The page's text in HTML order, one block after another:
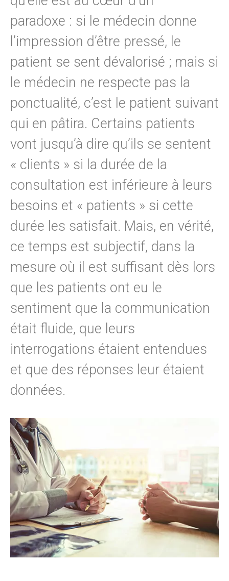
paradoxe : si le médecin donne
l’impression d’être pressé, le
patient se sent dévalorisé ; mais si
le médecin ne respecte pas la
ponctualité, c’est le patient suivant
qui en pâtira. Certains patients
vont jusqu’à dire qu’ils se sentent
« clients » si la durée de la
consultation est inférieure à leurs
besoins et « patients » si cette
durée les satisfait. Mais, en vérité,
ce temps est subjectif, dans la
mesure où il est suffisant dès lors
que les patients ont eu le
sentiment que la communication
était fluide, que leurs
interrogations étaient entendues
et que des réponses leur étaient
données.